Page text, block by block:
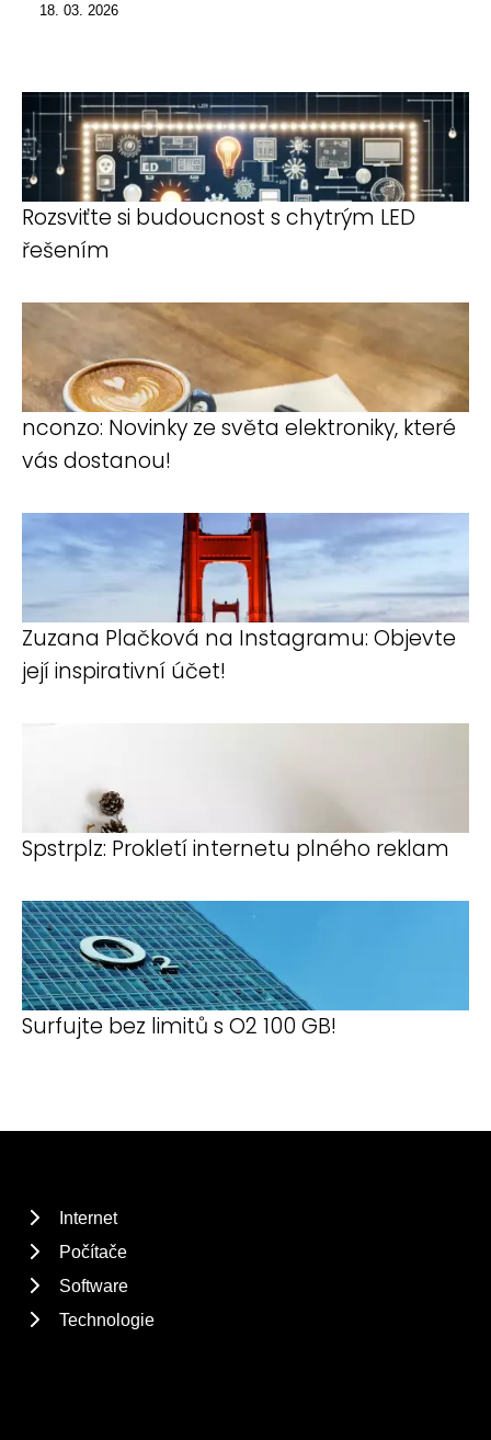
18. 03. 2026
Rozsviťte si budoucnost s chytrým LED
řešením
nconzo: Novinky ze světa elektroniky, které
vás dostanou!
Zuzana Plačková na Instagramu: Objevte
její inspirativní účet!
Spstrplz: Prokletí internetu plného reklam
Surfujte bez limitů s O2 100 GB!
Internet
Počítače
Software
Technologie